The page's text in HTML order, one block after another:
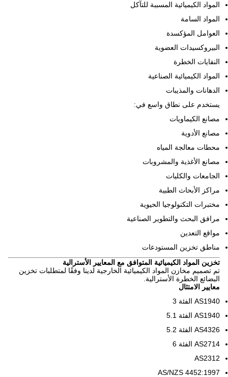
المواد الكيميائية المسببة للتآكل
المواد السامة
العوامل المؤكسدة
البيروكسيدات العضوية
النفايات الخطرة
المواد الكيميائية الصناعية
الدهانات والمذيبات
يستخدم على نطاق واسع في:
مصانع الكيماويات
مصانع الأدوية
محطات معالجة المياه
مصانع الأغذية والمشروبات
الجامعات والكليات
مراكز الأبحاث الطبية
مختبرات التكنولوجيا الحيوية
مرافق البحث والتطوير الصناعية
مواقع التعدين
مناطق تخزين المستودعات
تخزين المواد الكيميائية المتوافق مع المعايير الأسترالية
تم تصميم مخازن المواد الكيميائية الخارجية لدينا وفقًا لمتطلبات تخزين
البضائع الخطرة الأسترالية.
معايير الامتثال
AS1940 الفئة 3
AS1940 الفئة 5.1
AS4326 الفئة 5.2
AS2714 الفئة 6
AS2312
AS/NZS 4452:1997